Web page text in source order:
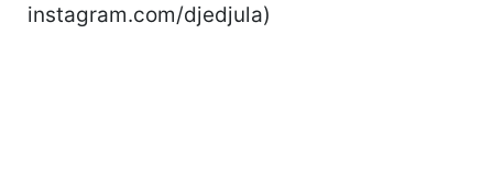
instagram.com/djedjula)